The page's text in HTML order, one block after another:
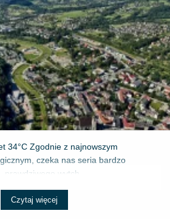
34°C Zgodnie z najnowszym
czeka nas seria bardzo
wytch...
Czytaj więcej